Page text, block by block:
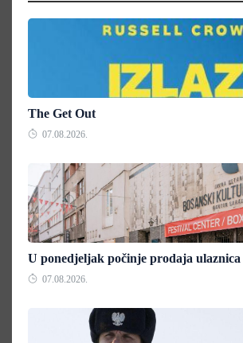
The Get Out
07.08.2026.
U ponedjeljak počinje prodaja ulaznica
07.08.2026.